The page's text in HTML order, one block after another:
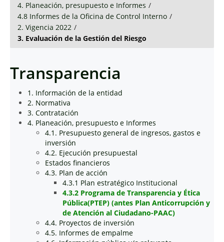
4. Planeación, presupuesto e Informes /
4.8 Informes de la Oficina de Control Interno /
2. Vigencia 2022 /
3. Evaluación de la Gestión del Riesgo
Transparencia
1. Información de la entidad
2. Normativa
3. Contratación
4. Planeación, presupuesto e Informes
4.1. Presupuesto general de ingresos, gastos e
inversión
4.2. Ejecución presupuestal
Estados financieros
4.3. Plan de acción
4.3.1 Plan estratégico Institucional
4.3.2 Programa de Transparencia y Ética
Pública(PTEP) (antes Plan Anticorrupción y
de Atención al Ciudadano-PAAC)
4.4. Proyectos de inversión
4.5. Informes de empalme